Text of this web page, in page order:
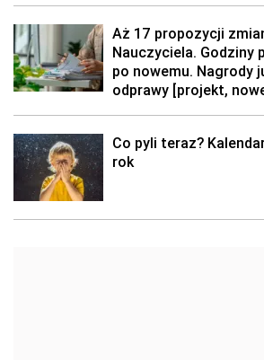
Aż 17 propozycji
Nauczyciela. Godziny
po nowemu. Nagrody
odprawy [projekt,
Co pyli teraz?
rok